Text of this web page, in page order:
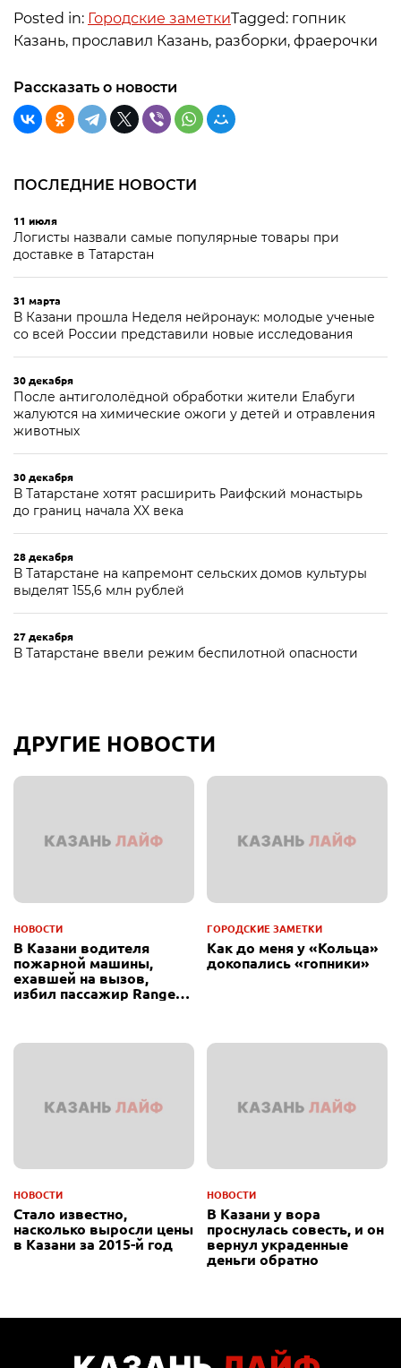
Posted in: Городские заметкиTagged: гопник
Казань, прославил Казань, разборки, фраерочки
Рассказать о новости
ПОСЛЕДНИЕ НОВОСТИ
11 июля
Логисты назвали самые популярные товары при
доставке в Татарстан
31 марта
В Казани прошла Неделя нейронаук: молодые ученые
со всей России представили новые исследования
30 декабря
После антигололёдной обработки жители Елабуги
жалуются на химические ожоги у детей и отравления
животных
30 декабря
В Татарстане хотят расширить Раифский монастырь
до границ начала XX века
28 декабря
В Татарстане на капремонт сельских домов культуры
выделят 155,6 млн рублей
27 декабря
В Татарстане ввели режим беспилотной опасности
ДРУГИЕ НОВОСТИ
НОВОСТИ
В Казани водителя
пожарной машины,
ехавшей на вызов,
избил пассажир Range
ГОРОДСКИЕ ЗАМЕТКИ
Как до меня у «Кольца»
докопались «гопники»
НОВОСТИ
Стало известно,
насколько выросли цены
в Казани за 2015-й год
НОВОСТИ
В Казани у вора
проснулась совесть, и он
вернул украденные
деньги обратно